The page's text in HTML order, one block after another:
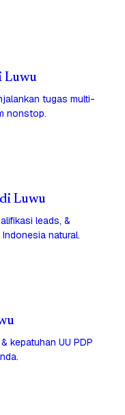
Luwu
tugas multi-
nonstop.
Luwu
leads, &
natural.
kepatuhan UU PDP